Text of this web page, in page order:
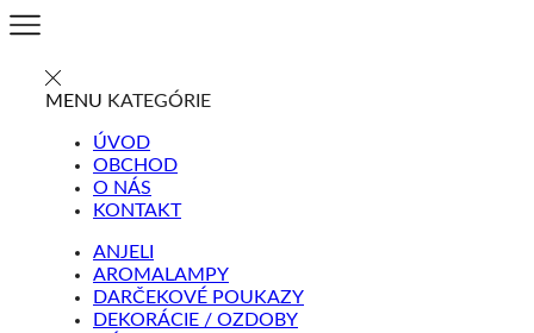
MENU KATEGÓRIE
ÚVOD
OBCHOD
O NÁS
KONTAKT
ANJELI
AROMALAMPY
DARČEKOVÉ POUKAZY
DEKORÁCIE / OZDOBY